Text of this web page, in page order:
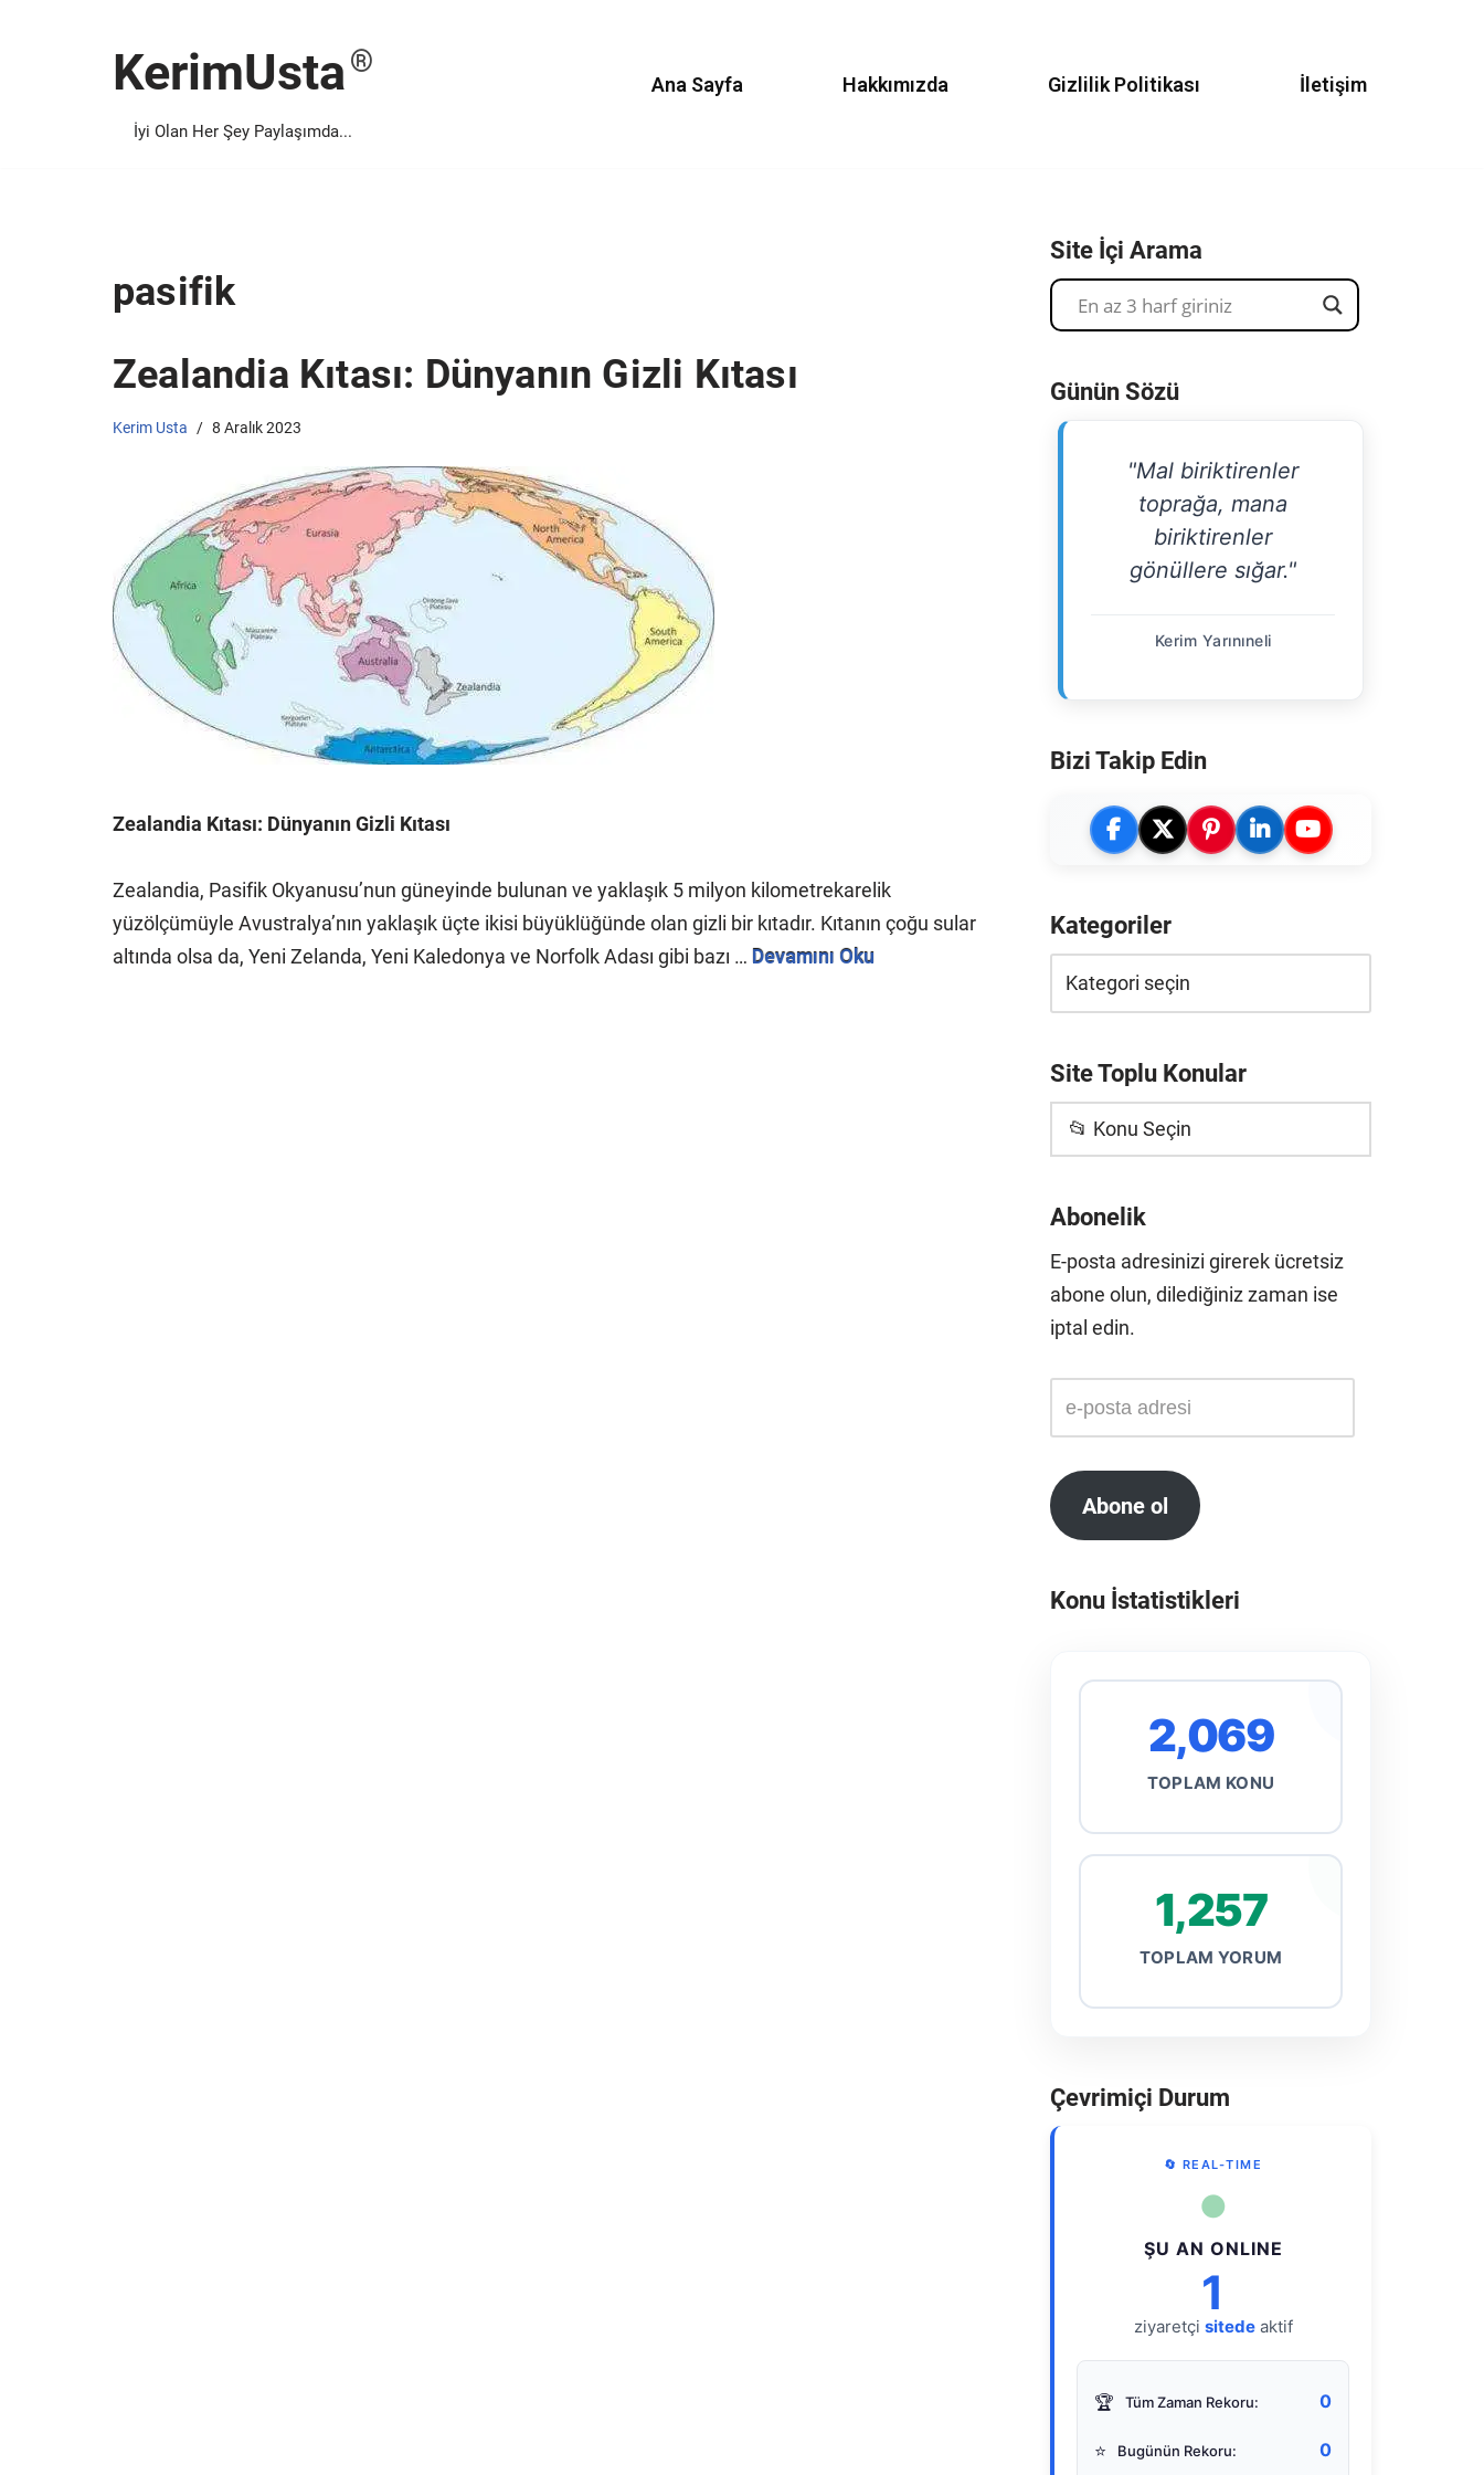
KerimUsta
İyi Olan Her Şey Paylaşımda...
Ana Sayfa Hakkımızda Gizlilik Politikası İletişim
pasifik
Zealandia Kıtası: Dünyanın Gizli Kıtası
Kerim Usta 8 Aralık 2023
Zealandia Kıtası: Dünyanın Gizli Kıtası
Zealandia, Pasifik Okyanusu’nun güneyinde bulunan ve yaklaşık 5 milyon kilometrekarelik
yüzölçümüyle Avustralya’nın yaklaşık üçte ikisi büyüklüğünde olan gizli bir kıtadır. Kıtanın çoğu sular
altında olsa da, Yeni Zelanda, Yeni Kaledonya ve Norfolk Adası gibi bazı … Devamını Oku
Site İçi Arama
Günün Sözü
"Mal biriktirenler
toprağa, mana
biriktirenler
gönüllere sığar."
Kerim Yarınıneli
Bizi Takip Edin
Kategoriler
Site Toplu Konular
📂 Konu Seçin
Abonelik
E-posta adresinizi girerek ücretsiz
abone olun, dilediğiniz zaman ise
iptal edin.
Abone ol
Konu İstatistikleri
2,069
TOPLAM KONU
1,257
TOPLAM YORUM
Çevrimiçi Durum
🔄 REAL-TIME
●
ŞU AN ONLINE
1
ziyaretçi sitedeaktif
🏆 Tüm Zaman Rekoru: 0
⭐ Bugünün Rekoru: 0